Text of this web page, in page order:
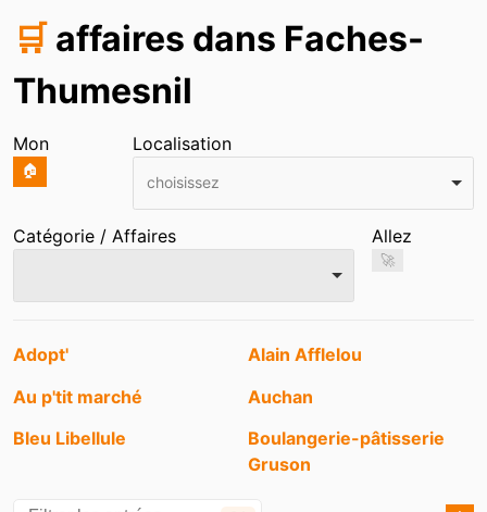
🛒 affaires dans Faches-
Thumesnil
Mon
🏠
Localisation
choisissez
Catégorie / Affaires Allez
🚀
Entrées
Adopt'
Alain Afflelou
Au p'tit marché
Auchan
Bleu Libellule
Boulangerie-pâtisserie
Gruson
Brice